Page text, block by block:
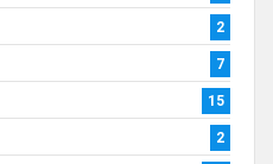
2
7
15
2